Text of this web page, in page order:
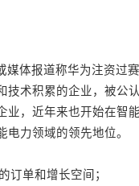
体报道称华为注资过
术积累的企业，被公
，近年来也开始在智
力领域的领先地位。
单和增长空间；